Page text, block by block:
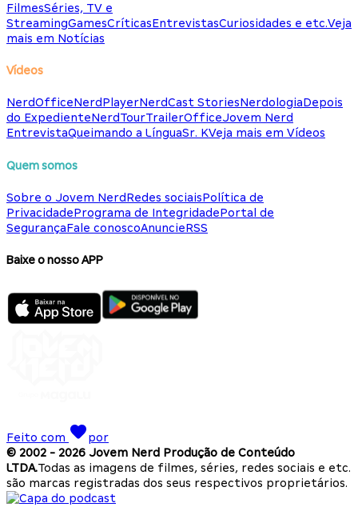
FilmesSéries, TV e
StreamingGamesCríticasEntrevistasCuriosidades e etc.Veja
mais em Notícias
Vídeos
NerdOfficeNerdPlayerNerdCast StoriesNerdologiaDepois
do ExpedienteNerdTourTrailerOfficeJovem Nerd
EntrevistaQueimando a LínguaSr. KVeja mais em Vídeos
Quem somos
Sobre o Jovem NerdRedes sociaisPolítica de
PrivacidadePrograma de IntegridadePortal de
SegurançaFale conoscoAnuncieRSS
Baixe o nosso APP
Feito com
por
© 2002 - 2026 Jovem Nerd Produção de Conteúdo
LTDA.Todas as imagens de filmes, séries, redes sociais e etc.
são marcas registradas dos seus respectivos proprietários.